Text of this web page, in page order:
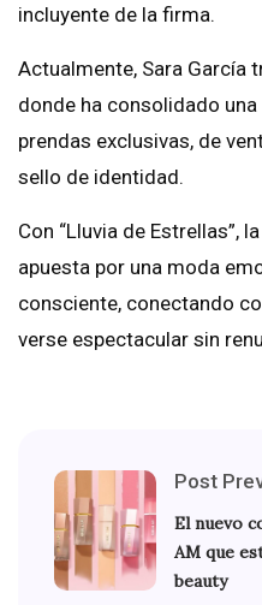
incluyente de la firma.
Actualmente, Sara García
donde ha consolidado
prendas exclusivas, de
sello de identidad.
Con “Lluvia de Estrellas”,
apuesta por una moda
consciente, conectando
verse espectacular sin
Post
El nuevo
AM que
beauty